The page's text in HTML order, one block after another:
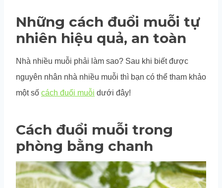
Những cách đuổi muỗi tự
nhiên hiệu quả, an toàn
Nhà nhiều muỗi phải làm sao? Sau khi biết được
nguyên nhân nhà nhiều muỗi thì bạn có thể tham khảo
một số cách đuổi muỗi dưới đây!
Cách đuổi muỗi trong
phòng bằng chanh